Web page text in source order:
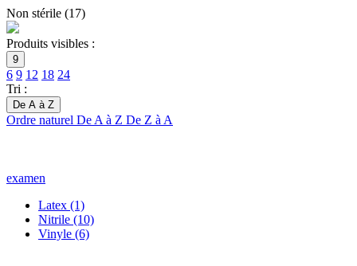
Non stérile (17)
Produits visibles :
9
6 9 12 18 24
Tri :
De A à Z
Ordre naturel De A à Z De Z à A
examen
Latex (1)
Nitrile (10)
Vinyle (6)